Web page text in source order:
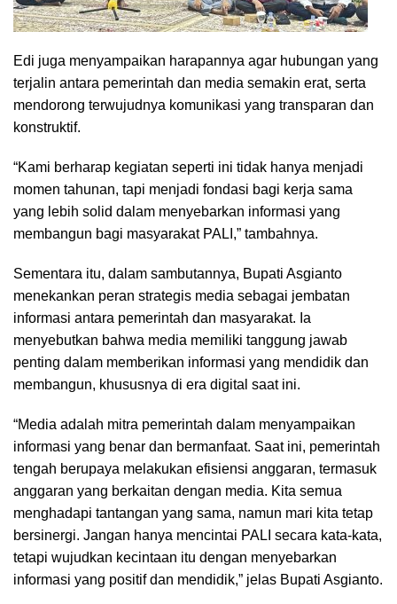
Edi juga menyampaikan harapannya agar hubungan yang
terjalin antara pemerintah dan media semakin erat, serta
mendorong terwujudnya komunikasi yang transparan dan
konstruktif.
“Kami berharap kegiatan seperti ini tidak hanya menjadi
momen tahunan, tapi menjadi fondasi bagi kerja sama
yang lebih solid dalam menyebarkan informasi yang
membangun bagi masyarakat PALI,” tambahnya.
Sementara itu, dalam sambutannya, Bupati Asgianto
menekankan peran strategis media sebagai jembatan
informasi antara pemerintah dan masyarakat. Ia
menyebutkan bahwa media memiliki tanggung jawab
penting dalam memberikan informasi yang mendidik dan
membangun, khususnya di era digital saat ini.
“Media adalah mitra pemerintah dalam menyampaikan
informasi yang benar dan bermanfaat. Saat ini, pemerintah
tengah berupaya melakukan efisiensi anggaran, termasuk
anggaran yang berkaitan dengan media. Kita semua
menghadapi tantangan yang sama, namun mari kita tetap
bersinergi. Jangan hanya mencintai PALI secara kata-kata,
tetapi wujudkan kecintaan itu dengan menyebarkan
informasi yang positif dan mendidik,” jelas Bupati Asgianto.